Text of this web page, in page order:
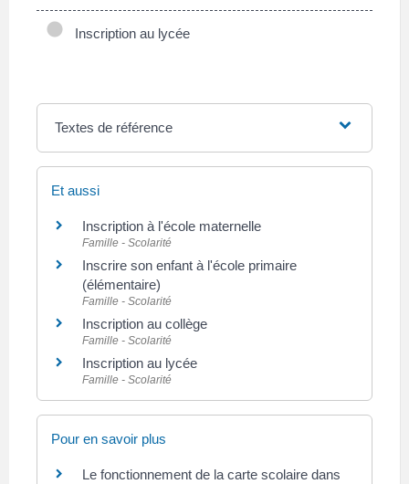
Inscription au lycée
Textes de référence
Et aussi
Inscription à l'école maternelle
Famille - Scolarité
Inscrire son enfant à l'école primaire
(élémentaire)
Famille - Scolarité
Inscription au collège
Famille - Scolarité
Inscription au lycée
Famille - Scolarité
Pour en savoir plus
Le fonctionnement de la carte scolaire dans